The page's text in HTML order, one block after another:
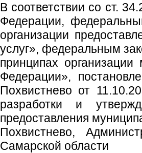
В соответствии со ст.
Федерации,
организации
услуг», федеральным
принципах
Федерации»,
Похвистнево от
разработки и
предоставления
Похвистнево,
Самарской области